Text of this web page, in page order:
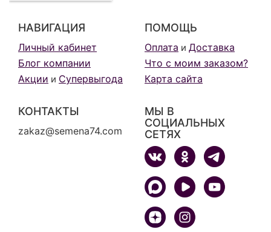
НАВИГАЦИЯ
Личный кабинет
Блог компании
Акции и Супервыгода
ПОМОЩЬ
Оплата и Доставка
Что с моим заказом?
Карта сайта
КОНТАКТЫ
zakaz@semena74.com
МЫ В
СОЦИАЛЬНЫХ
СЕТЯХ